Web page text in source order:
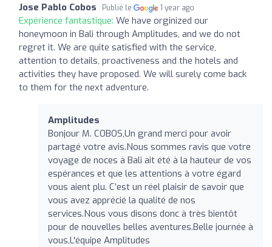
Jose Pablo Cobos Publié le 1 year ago
Expérience fantastique: We have orginized our
honeymoon in Bali through Amplitudes, and we do not
regret it. We are quite satisfied with the service,
attention to details, proactiveness and the hotels and
activities they have proposed. We will surely come back
to them for the next adventure.
Amplitudes
Bonjour M. COBOS,Un grand merci pour avoir
partagé votre avis.Nous sommes ravis que votre
voyage de noces à Bali ait été à la hauteur de vos
espérances et que les attentions à votre égard
vous aient plu. C’est un réel plaisir de savoir que
vous avez apprécié la qualité de nos
services.Nous vous disons donc à très bientôt
pour de nouvelles belles aventures.Belle journée à
vous,L'équipe Amplitudes